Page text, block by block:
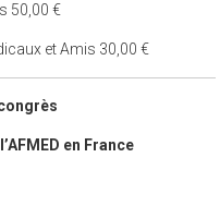
50,00 €
et Amis 30,00 €
en France